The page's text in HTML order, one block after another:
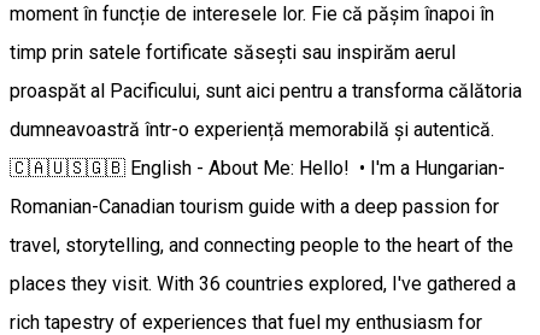
moment în funcție de interesele lor. Fie că pășim înapoi în
timp prin satele fortificate săsești sau inspirăm aerul
proaspăt al Pacificului, sunt aici pentru a transforma călătoria
dumneavoastră într-o experiență memorabilă și autentică.
🇨🇦🇺🇸🇬🇧 English - About Me: Hello! • I'm a Hungarian-
Romanian-Canadian tourism guide with a deep passion for
travel, storytelling, and connecting people to the heart of the
places they visit. With 36 countries explored, I've gathered a
rich tapestry of experiences that fuel my enthusiasm for